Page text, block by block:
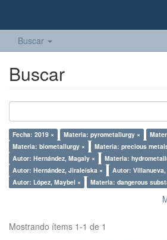
Buscar
Buscar
Fecha: 2019 × Materia: pyrometallurgy ×
Materia: biometallurgy ×
Materia: precious
Autor: Hernández, Magaly ×
Materia:
Autor: Hernández, Jiraleiska ×
Autor: Villanueva,
Autor: López, Maybel ×
Materia: dangerous
Mostrando ítems 1-1 de 1